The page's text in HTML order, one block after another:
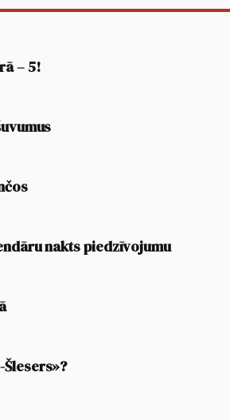
– 5!
nakts piedzīvojumu